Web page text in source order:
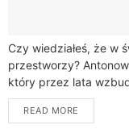
Czy wiedziałeś, że w
przestworzy?
który przez lata
lotniczej. Ten
READ MORE